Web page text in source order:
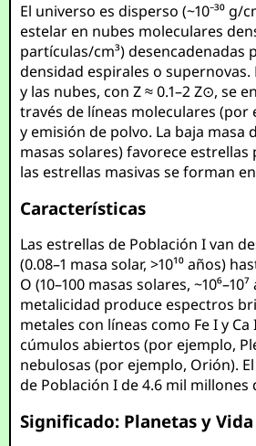
El universo es disperso (~10⁻³⁰ g/
estelar en nubes moleculares
partículas/cm³) desencadenadas
densidad espirales o supernovas.
y las nubes, con Z ≈ 0.1–2 Z⊙, se
través de líneas moleculares (por
y emisión de polvo. La baja masa
masas solares) favorece estrellas
las estrellas masivas se forman
Características
Las estrellas de Población I van
(0.08–1 masa solar, >10¹⁰ años)
O (10–100 masas solares,
metalicidad produce espectros
metales con líneas como Fe I y
cúmulos abiertos (por ejemplo,
nebulosas (por ejemplo, Orión).
de Población I de 4.6 mil millones
Significado: Planetas y Vida